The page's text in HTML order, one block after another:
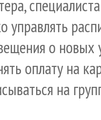
управлять
о новых
оплату на
на